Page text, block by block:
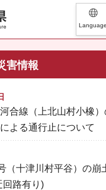
Language
害情報
合線（上北山村小橡
よる通行止について
（十津川村平谷）の崩
回路有り)